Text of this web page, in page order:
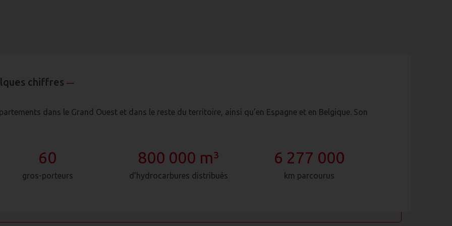
chiffres —
dans le Grand Ouest et dans le reste du territoire, ainsi qu’en Espagne et en Belgique. Son
60
gros-porteurs
800 000 m³
d’hydrocarbures distribués
6 277 000
km parcourus